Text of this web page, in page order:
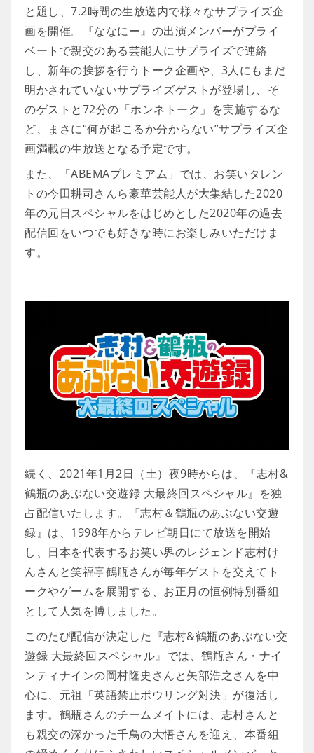
と題し、7.2時間の生放送内で様々なサプライズ企
画を開催。『ななにー』の出演メンバーがプライ
ベートで親交のある芸能人にサプライズで連絡
し、新年の挨拶を行うトーク企画や、3人にもまだ
明かされていないサプライズゲストが登場し、そ
のゲストと72分の「ホンネトーク」を実施するな
ど、まさに“何が起こるか分からない”サプライズ企
画満載の生放送となる予定です。
また、「ABEMAプレミアム」では、お笑いタレン
トの今田耕司さんら豪華芸能人が大集結した2020
年の元日スペシャルをはじめとした2020年の過去
配信回をいつでも好きな時にお楽しみいただけま
す。
続く、2021年1月2日（土）夜9時からは、『志村&
鶴瓶のあぶない交遊録 大最終回スペシャル』を独
占配信いたします。『志村＆鶴瓶のあぶない交遊
録』は、1998年からテレビ朝日にて放送を開始
し、日本を代表するお笑い界のレジェンド志村け
んさんと笑福亭鶴瓶さんが毎年ゲストを交えてト
ークやゲームを展開する、お正月の恒例特別番組
として人気を博しました。
このたび配信が決定した『志村&鶴瓶のあぶない交
遊録 大最終回スペシャル』では、鶴瓶さん・ナイ
ンティナインの岡村隆史さんと矢部浩之さんを中
心に、元祖「英語禁止ボウリング対決」が復活し
ます。鶴瓶さんのチームメイトには、志村さんと
も親交の深かった千鳥の大悟さんを迎え、本番組